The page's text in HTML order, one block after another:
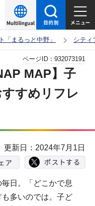
「まるっと中野」 シティ
MAP】子
すめリフレ
ページID： 932073191
更新日：2024年7月1日
日。「どこかで息
多いのでは。子ど